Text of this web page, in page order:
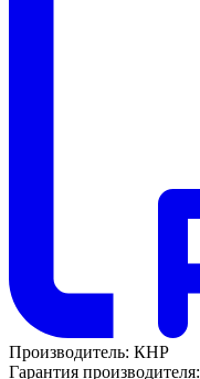
Производитель: КНР
Гарантия производителя: